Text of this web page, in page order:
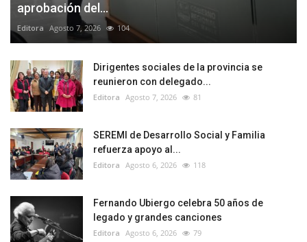
aprobación del...
Editora Agosto 7, 2026 104
Dirigentes sociales de la provincia se
reunieron con delegado...
Editora Agosto 7, 2026 81
SEREMI de Desarrollo Social y Familia
refuerza apoyo al...
Editora Agosto 6, 2026 118
Fernando Ubiergo celebra 50 años de
legado y grandes canciones
Editora Agosto 6, 2026 79